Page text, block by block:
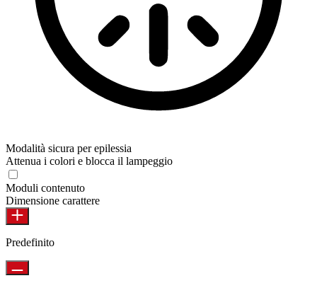
Modalità sicura per epilessia
Attenua i colori e blocca il lampeggio
Moduli contenuto
Dimensione carattere
Predefinito